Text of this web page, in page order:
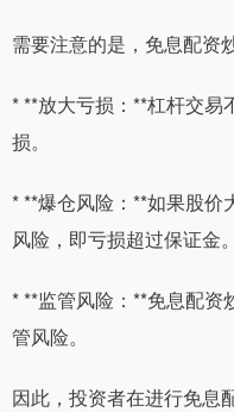
需要注意的是，免息配资
* **放大亏损：**杠杆交易
损。
* **爆仓风险：**如果股价
风险，即亏损超过保证金。
* **监管风险：**免息配资
管风险。
因此，投资者在进行免息